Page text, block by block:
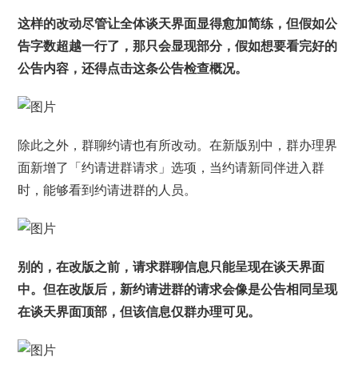
这样的改动尽管让全体谈天界面显得愈加简练，但假如公
告字数超越一行了，那只会显现部分，假如想要看完好的
公告内容，还得点击这条公告检查概况。
除此之外，群聊约请也有所改动。在新版别中，群办理界
面新增了「约请进群请求」选项，当约请新同伴进入群
时，能够看到约请进群的人员。
别的，在改版之前，请求群聊信息只能呈现在谈天界面
中。但在改版后，新约请进群的请求会像是公告相同呈现
在谈天界面顶部，但该信息仅群办理可见。